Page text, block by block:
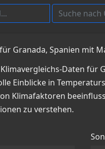
Granada, Spanien mit
Daten für
Einblicke in
Klimafaktoren
zu verstehen.